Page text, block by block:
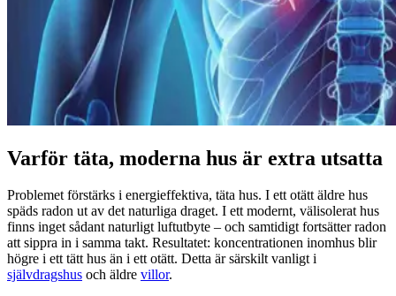
Varför täta, moderna hus är extra utsatta
Problemet förstärks i energieffektiva, täta hus. I ett otätt äldre hus
späds radon ut av det naturliga draget. I ett modernt, välisolerat hus
finns inget sådant naturligt luftutbyte – och samtidigt fortsätter radon
att sippra in i samma takt. Resultatet: koncentrationen inomhus blir
högre i ett tätt hus än i ett otätt. Detta är särskilt vanligt i
självdragshus och äldre villor.